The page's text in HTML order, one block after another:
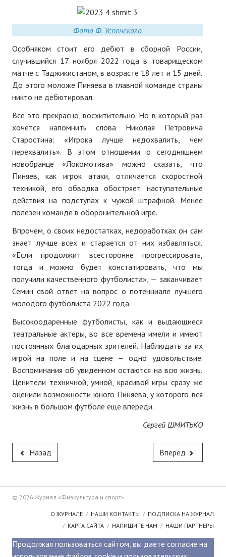
Фото Ф. Успенского
Особняком стоит его дебют в сборной России,
случившийся 17 ноября 2022 года в товарищеском
матче с Таджикистаном, в возрасте 18 лет и 15 дней.
До этого моложе Пиняева в главной команде страны
никто не дебютировал.
Всё это прекрасно, восхитительно. Но в который раз
хочется напомнить слова Николая Петровича
Старостина: «Игрока лучше недохвалить, чем
перехвалить». В этом отношении о сегодняшнем
новобранце «Локомотива» можно сказать, что
Пиняев, как игрок атаки, отличается скоростной
техникой, его обводка обостряет наступательные
действия на подступах к чужой штрафной. Менее
полезен команде в оборонительной игре.
Впрочем, о своих недостатках, недоработках он сам
знает лучше всех и старается от них избавляться.
«Если продолжит всесторонне прогрессировать,
тогда и можно будет констатировать, что мы
получили качественного футболиста», — заканчивает
Семин свой ответ на вопрос о потенциале лучшего
молодого футболиста 2022 года.
Высокоодаренные футболисты, как и выдающиеся
театральные актеры, во все времена имели и имеют
постоянных благодарных зрителей. Наблюдать за их
игрой на поле и на сцене — одно удовольствие.
Воспоминания об увиденном остаются на всю жизнь.
Ценители техничной, умной, красивой игры сразу же
оценили возможности юного Пиняева, у которого вся
жизнь в большом футболе еще впереди.
Сергей ШМИТЬКО
Назад Вперёд
© 2026 Журнал «Физкультура и спорт».
О ЖУРНАЛЕ НАШИ КОНТАКТЫ
ПОДПИСКА НА ЖУРНАЛ
КАРТА САЙТА
НАПИШИТЕ НАМ НАШИ ПАРТНЕРЫ
Продолжая пользоваться сайтом, вы даете согласие на